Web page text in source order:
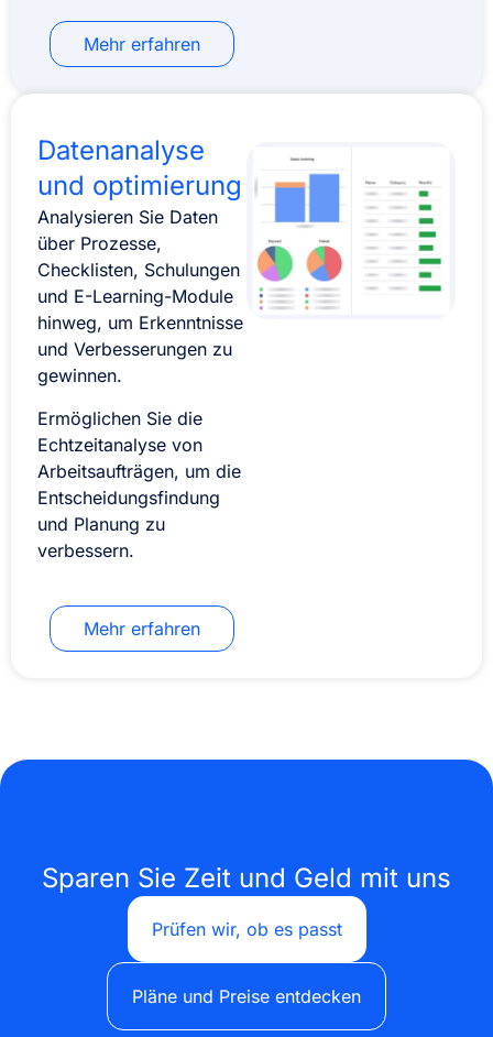
Mehr erfahren
Datenanalyse
und optimierung
Analysieren Sie Daten
über Prozesse,
Checklisten, Schulungen
und E-Learning-Module
hinweg, um Erkenntnisse
und Verbesserungen zu
gewinnen.
Ermöglichen Sie die
Echtzeitanalyse von
Arbeitsaufträgen, um die
Entscheidungsfindung
und Planung zu
verbessern.
Mehr erfahren
Sparen Sie Zeit und Geld mit uns
Prüfen wir, ob es passt
Pläne und Preise entdecken